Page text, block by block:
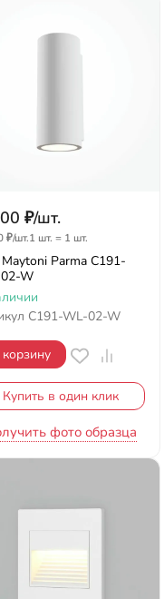
₽/шт.
₽/шт.1 шт. = 1 шт.
Parma C191-
W
C191-WL-02-W
Купить в один клик
фото образца